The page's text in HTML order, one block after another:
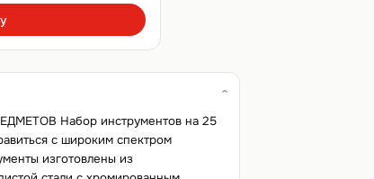
Набор инструментов на 25
с широким спектром
изготовлены из